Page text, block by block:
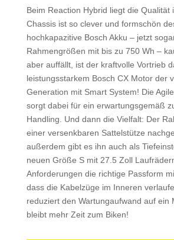
Beim Reaction Hybrid liegt die Qualität
Chassis ist so clever und formschön
hochkapazitive Bosch Akku – jetzt
Rahmengrößen mit bis zu 750 Wh –
aber auffällt, ist der kraftvolle Vortrieb
leistungsstarkem Bosch CX Motor der
Generation mit Smart System! Die
sorgt dabei für ein erwartungsgemäß
Handling. Und dann die Vielfalt: Der
einer versenkbaren Sattelstütze
außerdem gibt es ihn auch als
neuen Größe S mit 27.5 Zoll
Anforderungen die richtige Passform
dass die Kabelzüge im Inneren
reduziert den Wartungaufwand auf ein
bleibt mehr Zeit zum Biken!